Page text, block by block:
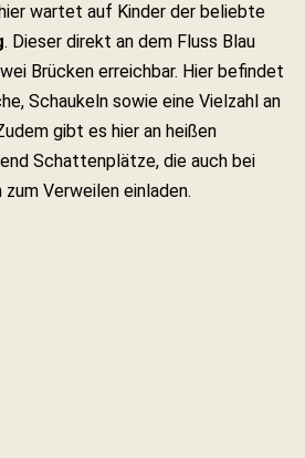
wartet auf Kinder der beliebte
. Dieser direkt an dem Fluss Blau
Brücken erreichbar. Hier befindet
Schaukeln sowie eine Vielzahl an
gibt es hier an heißen
Schattenplätze, die auch bei
Verweilen einladen.